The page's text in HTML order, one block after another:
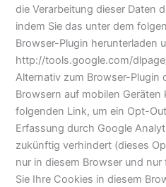
die Verarbeitung dieser Daten
indem Sie das unter dem
Browser-Plugin herunterladen
http://tools.google.com/
Alternativ zum Browser-Plugin
Browsern auf mobilen Geräten
folgenden Link, um ein Opt-
Erfassung durch Google
zukünftig verhindert (dieses
nur in diesem Browser und
Sie Ihre Cookies in diesem